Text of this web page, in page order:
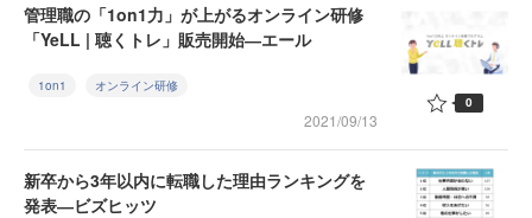
管理職の「1on1力」が上がるオンライン研修
「YeLL | 聴くトレ」販売開始―エール
1on1 オンライン研修
2021/09/13
0
新卒から3年以内に転職した理由ランキングを
発表―ビズヒッツ